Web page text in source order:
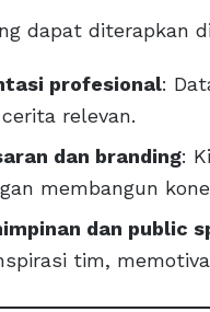
dapat diterapkan
profesional:
relevan.
dan branding:
membangun
dan public
tim,